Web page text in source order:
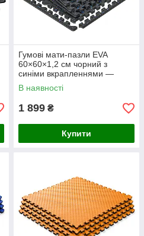
Гумові мати-пазли EVA
60×60×1,2 см чорний з
синіми вкрапленнями —
комплект 6 шт
В наявності
1 899 ₴
Купити